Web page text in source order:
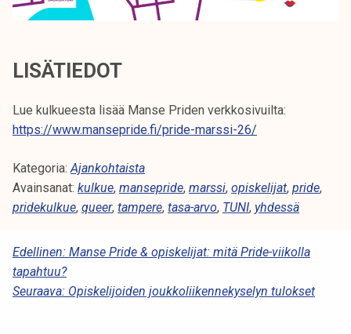
LISÄTIEDOT
Lue kulkueesta lisää Manse Priden verkkosivuilta:
https://www.mansepride.fi/pride-marssi-26/
Kategoria:Ajankohtaista
Avainsanat: kulkue, mansepride, marssi, opiskelijat, pride,
pridekulkue, queer, tampere, tasa-arvo, TUNI, yhdessä
A
R
Edellinen: Manse Pride & opiskelijat: mitä Pride-viikolla
tapahtuu?
Seuraava: Opiskelijoiden joukkoliikennekyselyn tulokset